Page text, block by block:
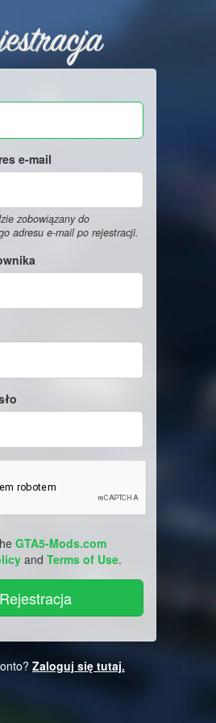
e-mail
zobowiązany do
adresu e-mail po rejestracji.
GTA5-Mods.com
and Terms of Use.
Zaloguj się tutaj.